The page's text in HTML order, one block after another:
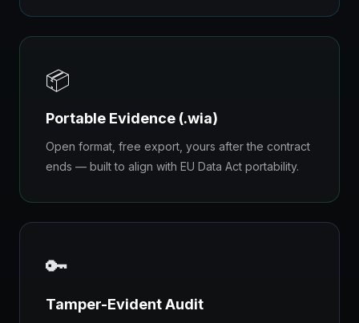
📦
Portable Evidence (.wia)
Open format, free export, yours after the contract
ends — built to align with EU Data Act portability.
🔑
Tamper-Evident Audit